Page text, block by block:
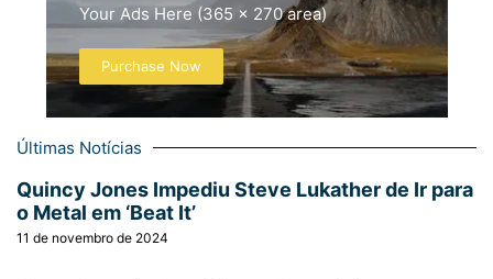
Your Ads Here (365 x 270 area)
Purchase Now
Últimas Notícias
Quincy Jones Impediu Steve Lukather de Ir para
o Metal em ‘Beat It’
11 de novembro de 2024